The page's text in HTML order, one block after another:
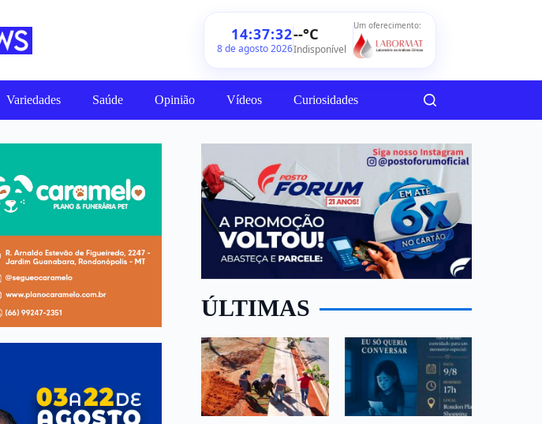
14:37:34
8 de agosto 2026
--°C
Indisponível
Um oferecimento:
Variedades Saúde Opinião Vídeos Curiosidades
ÚLTIMAS